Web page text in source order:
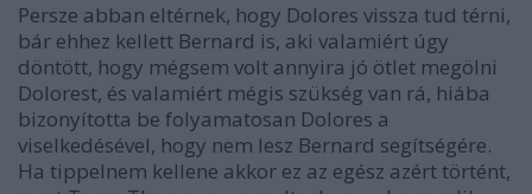
Persze abban eltérnek, hogy Dolores vissza tud térni,
bár ehhez kellett Bernard is, aki valamiért úgy
döntött, hogy mégsem volt annyira jó ötlet megölni
Dolorest, és valamiért mégis szükség van rá, hiába
bizonyította be folyamatosan Dolores a
viselkedésével, hogy nem lesz Bernard segítségére.
Ha tippelnem kellene akkor ez az egész azért történt,